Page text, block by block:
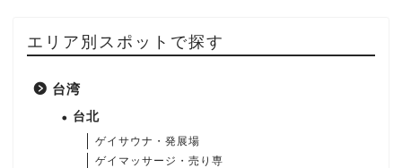
エリア別スポットで探す
台湾
台北
ゲイサウナ・発展場
ゲイマッサージ・売り専